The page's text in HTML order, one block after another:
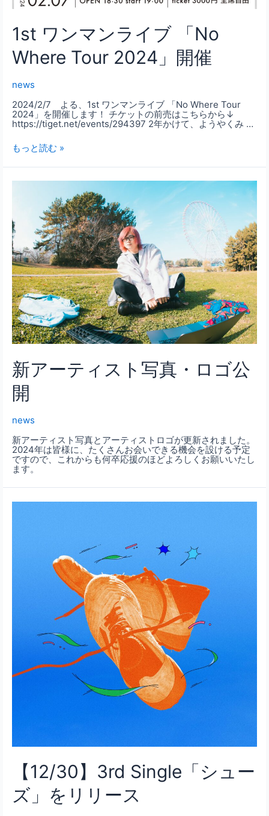
1st ワンマンライブ 「No
Where Tour 2024」開催
news
2024/2/7 よる、1st ワンマンライブ 「No Where Tour
2024」を開催します！ チケットの前売はこちらから↓
https://tiget.net/events/294397 2年かけて、ようやくみ …
もっと読む »
新アーティスト写真・ロゴ公
開
news
新アーティスト写真とアーティストロゴが更新されました。
2024年は皆様に、たくさんお会いできる機会を設ける予定
ですので、これからも何卒応援のほどよろしくお願いいたし
ます。
【12/30】3rd Single「シュー
ズ」をリリース